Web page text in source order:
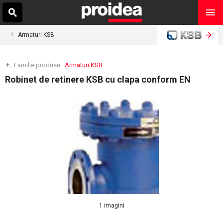
Armaturi KSB
Familie produse: Armaturi KSB
Robinet de retinere KSB cu clapa conform EN
1 imagini